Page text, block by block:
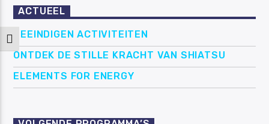
Keuze voor hoog contrast
ACTUEEL
BEEINDIGEN ACTIVITEITEN
ONTDEK DE STILLE KRACHT VAN SHIATSU
ELEMENTS FOR ENERGY